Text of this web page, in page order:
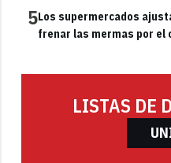
5Los supermercados
frenar las mermas por el
LISTAS DE